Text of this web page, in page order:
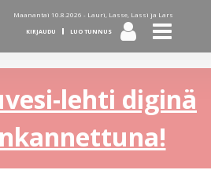
Maanantai 10.8.2026 - Lauri, Lasse, Lassi ja Lars
KIRJAUDU LUO TUNNUS
lehti diginä